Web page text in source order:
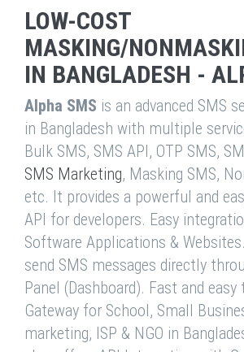
LOW-COST
MASKING/
IN BANGLADESH -
Alpha SMS is an advanced SMS
in Bangladesh with multiple
Bulk SMS, SMS API, OTP SMS,
SMS Marketing, Masking SMS,
etc. It provides a powerful and
API for developers. Easy
Software Applications &
send SMS messages directly
Panel (Dashboard). Fast and easy
Gateway for School, Small
marketing, ISP & NGO in